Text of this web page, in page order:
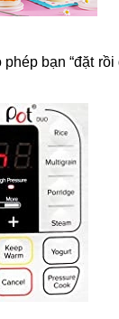
bạn “đặt